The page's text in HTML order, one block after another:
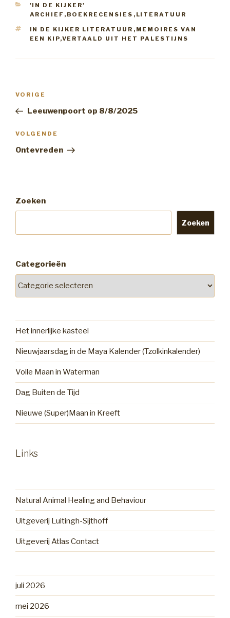
Dit boek is van bij het
CATEGORIEËN
'IN DE KIJKER'
ARCHIEF , BOEKRECENSIES , LITERATUUR
TAGS
IN DE KIJKER LITERATUUR , MEMOIRES VAN
EEN KIP,VERTAALD UIT HET PALESTIJNS
Vorig
bericht
VORIGE
Leeuwenpoort op 8/8/2025
Volgend
Bericht
VOLGENDE
Ontevreden
Zoeken
Zoeken
Categorieën
Het innerlijke kasteel
Nieuwjaarsdag in de Maya Kalender (Tzolkinkalender)
Volle Maan in Waterman
Dag Buiten de Tijd
Nieuwe (Super)Maan in Kreeft
Links
Natural Animal Healing and Behaviour
Uitgeverij Luitingh-Sijthoff
Uitgeverij Atlas Contact
juli 2026
mei 2026